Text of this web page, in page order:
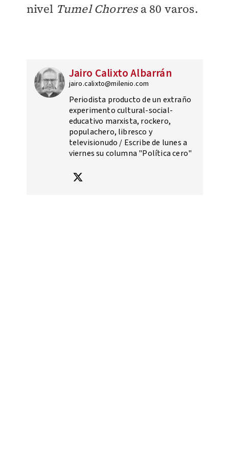
nivel Tumel Chorresa 80 varos.
Jairo Calixto Albarrán
jairo.calixto@milenio.com
Periodista producto de un extraño
experimento cultural-social-
educativo marxista, rockero,
populachero, libresco y
televisionudo / Escribe de lunes a
viernes su columna "Política cero"